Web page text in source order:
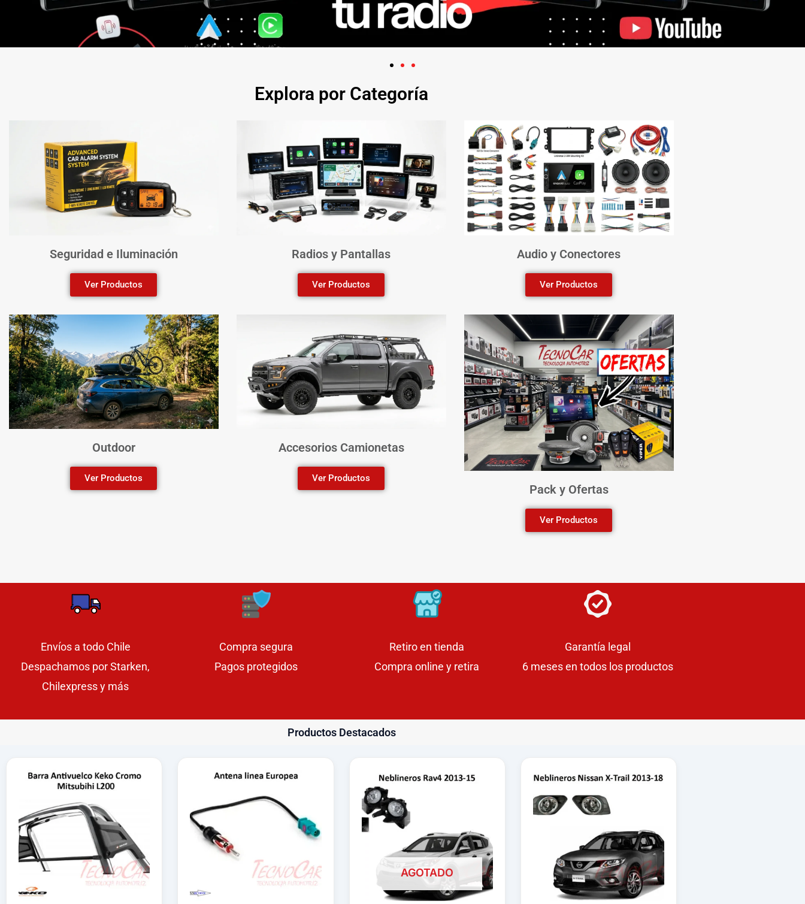
Explora por Categoría
Seguridad e Iluminación
Ver Productos
Radios y Pantallas
Ver Productos
Audio y Conectores
Ver Productos
Outdoor
Ver Productos
Accesorios Camionetas
Ver Productos
Pack y Ofertas
Ver Productos
Envíos a todo Chile
Despachamos por Starken,
Chilexpress y más
Compra segura
Pagos protegidos
Retiro en tienda
Compra online y retira
Garantía legal
6 meses en todos los productos
Productos Destacados
AGOTADO